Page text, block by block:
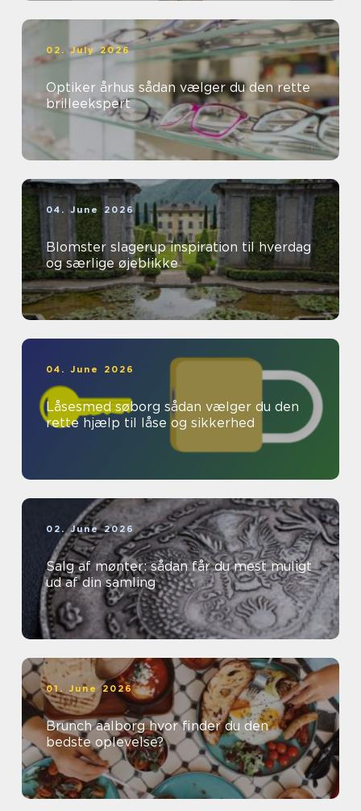
02. July 2026
Optiker århus sådan vælger du den rette
brilleekspert
04. June 2026
Blomster slagerup inspiration til hverdag
og særlige øjeblikke
04. June 2026
Låsesmed søborg sådan vælger du den
rette hjælp til låse og sikkerhed
02. June 2026
Salg af mønter: sådan får du mest muligt
ud af din samling
01. June 2026
Brunch aalborg hvor finder du den
bedste oplevelse?